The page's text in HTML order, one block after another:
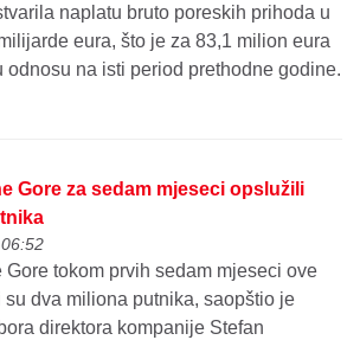
naplatu bruto poreskih prihoda u
eura, što je za 83,1 milion eura
odnosu na isti period prethodne godine.
Gore za sedam mjeseci opslužili
Gore tokom prvih sedam mjeseci ove
dva miliona putnika, saopštio je
direktora kompanije Stefan